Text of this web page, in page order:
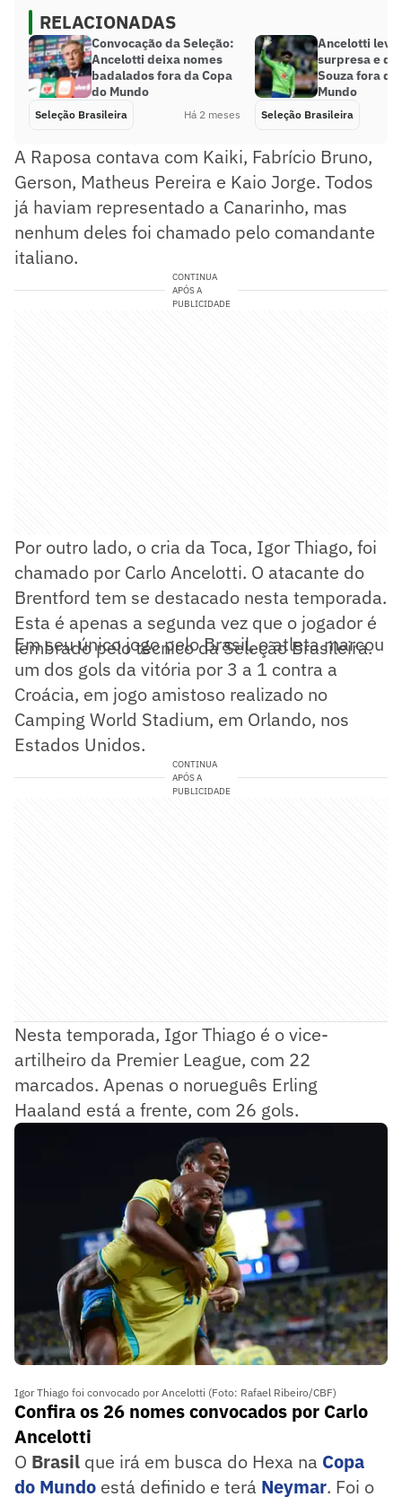
RELACIONADAS
Convocação da Seleção:
Ancelotti deixa nomes
badalados fora da Copa
do Mundo
Seleção Brasileira Há 2 meses
Ancelotti leva
surpresa e
Souza fora da
Mundo
Seleção Brasileira
A Raposa contava com Kaiki, Fabrício Bruno,
Gerson, Matheus Pereira e Kaio Jorge. Todos
já haviam representado a Canarinho, mas
nenhum deles foi chamado pelo comandante
italiano.
CONTINUA
APÓS A
PUBLICIDADE
Por outro lado, o cria da Toca, Igor Thiago, foi
chamado por Carlo Ancelotti. O atacante do
Brentford tem se destacado nesta temporada.
Esta é apenas a segunda vez que o jogador é
lembrado pelo técnico da Seleção Brasileira.
Em seu único jogo pelo Brasil, o atleta marcou
um dos gols da vitória por 3 a 1 contra a
Croácia, em jogo amistoso realizado no
Camping World Stadium, em Orlando, nos
Estados Unidos.
CONTINUA
APÓS A
PUBLICIDADE
Nesta temporada, Igor Thiago é o vice-
artilheiro da Premier League, com 22
marcados. Apenas o norueguês Erling
Haaland está a frente, com 26 gols.
Igor Thiago foi convocado por Ancelotti (Foto: Rafael Ribeiro/CBF)
Confira os 26 nomes convocados por Carlo
Ancelotti
O Brasil que irá em busca do Hexa na Copa
do Mundo está definido e terá Neymar. Foi o